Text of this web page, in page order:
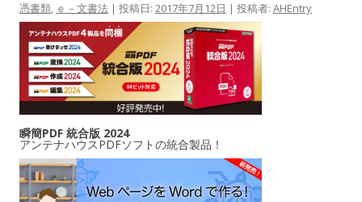
憑書類, ｅ－文書法 | 投稿日: 2017年7月12日 | 投稿者: AHEntry
瞬簡PDF 統合版 2024
アンテナハウスPDFソフトの統合製品！